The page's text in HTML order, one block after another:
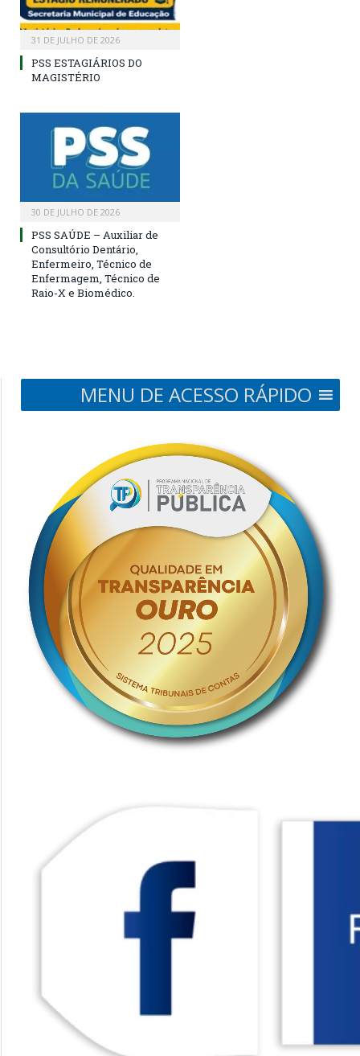
31 DE JULHO DE 2026
PSS ESTAGIÁRIOS DO
MAGISTÉRIO
30 DE JULHO DE 2026
PSS SAÚDE – Auxiliar de
Consultório Dentário,
Enfermeiro, Técnico de
Enfermagem, Técnico de
Raio-X e Biomédico.
MENU DE ACESSO RÁPIDO